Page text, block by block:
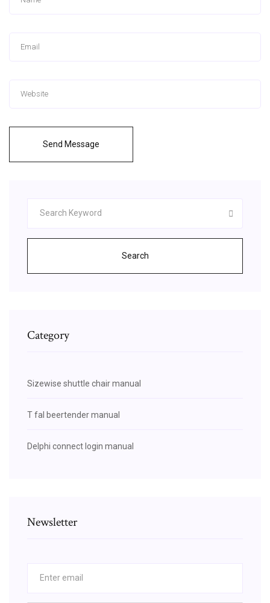
Send Message
Search
Category
Sizewise shuttle chair manual
T fal beertender manual
Delphi connect login manual
Newsletter